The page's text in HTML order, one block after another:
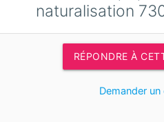
naturalisation
RÉPONDRE À
Demander